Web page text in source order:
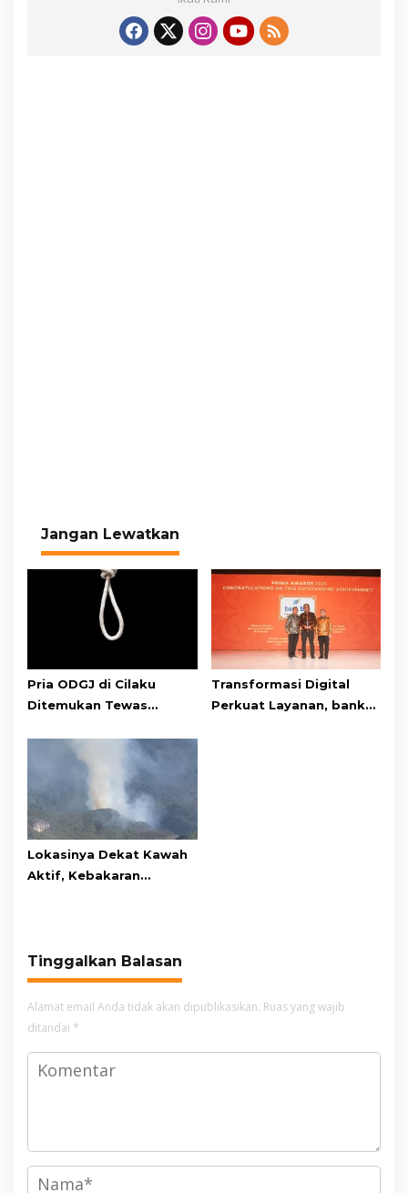
Jangan Lewatkan
Pria ODGJ di Cilaku
Ditemukan Tewas
Transformasi Digital
Perkuat Layanan, bank
Lokasinya Dekat Kawah
Aktif, Kebakaran
Tinggalkan Balasan
Alamat email Anda tidak akan dipublikasikan. Ruas yang wajib
ditandai *